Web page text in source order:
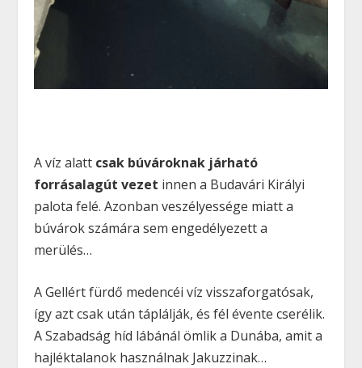
A víz alatt csak búvároknak járható
forrásalagút vezet innen a Budavári Királyi
palota felé. Azonban veszélyessége miatt a
búvárok számára sem engedélyezett a
merülés…
A Gellért fürdő medencéi víz visszaforgatósak,
így azt csak után táplálják, és fél évente cserélik.
A Szabadság híd lábánál ömlik a Dunába, amit a
hajléktalanok használnak Jakuzzinak…